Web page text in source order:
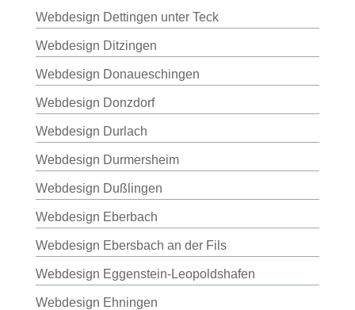
Webdesign Dettingen unter Teck
Webdesign Ditzingen
Webdesign Donaueschingen
Webdesign Donzdorf
Webdesign Durlach
Webdesign Durmersheim
Webdesign Dußlingen
Webdesign Eberbach
Webdesign Ebersbach an der Fils
Webdesign Eggenstein-Leopoldshafen
Webdesign Ehningen